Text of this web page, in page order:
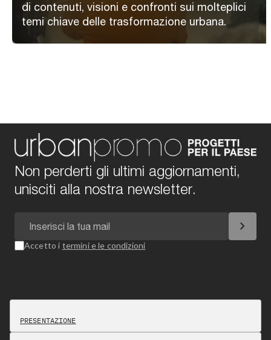
di contenuti, visioni e confronti sui molteplici
temi chiave delle trasformazione urbana.
Non perderti gli ultimi aggiornamenti,
unisciti alla nostra newsletter.
chevron_right
Accetto i termini e le condizioni
PRESENTAZIONE